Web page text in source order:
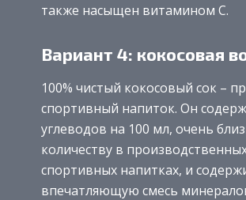
также насыщен витамином С.
Вариант 4: кокосовая
100% чистый кокосовый сок –
спортивный напиток. Он
углеводов на 100 мл, очень
количеству в
спортивных напитках, и
впечатляющую смесь